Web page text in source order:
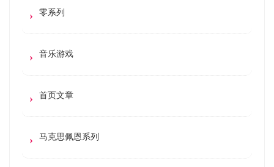
零系列
音乐游戏
首页文章
马克思佩恩系列